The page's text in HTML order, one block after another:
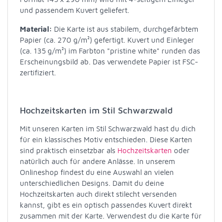
und passendem Kuvert geliefert.
Material: Die Karte ist aus stabilem, durchgefärbtem
Papier (ca. 270 g/m²) gefertigt. Kuvert und Einleger
(ca. 135 g/m²) im Farbton "pristine white" runden das
Erscheinungsbild ab. Das verwendete Papier ist FSC-
zertifiziert.
Hochzeitskarten im Stil Schwarzwald
Mit unseren Karten im Stil Schwarzwald hast du dich
für ein klassisches Motiv entschieden. Diese Karten
sind praktisch einsetzbar als Hochzeitskarten oder
natürlich auch für andere Anlässe. In unserem
Onlineshop findest du eine Auswahl an vielen
unterschiedlichen Designs. Damit du deine
Hochzeitskarten auch direkt stilecht versenden
kannst, gibt es ein optisch passendes Kuvert direkt
zusammen mit der Karte. Verwendest du die Karte für